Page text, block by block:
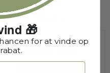
1.249,00 DKK
🎁
for at vinde op